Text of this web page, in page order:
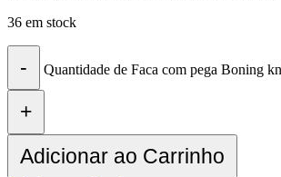
36 em stock
Quantidade de Faca com pega Boning
Adicionar ao Carrinho